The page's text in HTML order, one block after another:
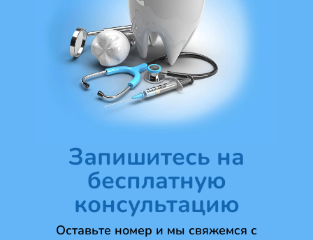
Запишитесь на
бесплатную
консультацию
Оставьте номер и мы свяжемся с